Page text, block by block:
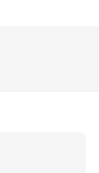
下食道括約肌鬆
有可能逆流回食
多種辦法：
消除, 便估計病
藥四至八個禮拜
消除，病人便有
達八成。相反，
他病因引起，需